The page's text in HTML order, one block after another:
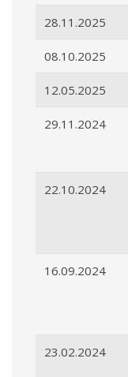
28.11.2025
08.10.2025
12.05.2025
29.11.2024
22.10.2024
16.09.2024
23.02.2024